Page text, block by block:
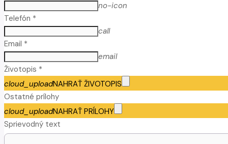
no-icon
Telefón *
call
Email *
email
Životopis *
cloud_uploadNAHRAŤ ŽIVOTOPIS
Ostatné prílohy
cloud_uploadNAHRAŤ PRÍLOHY
Sprievodný text